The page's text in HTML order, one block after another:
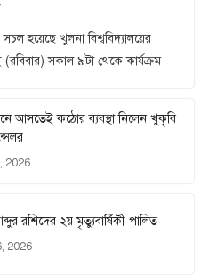
হয়েছে খুলনা বিশ্ববিদ্যালয়ের
সকাল ৯টা থেকে কার্যক্রম
আসতেই কঠোর ব্যবস্থা নিলেন খুকৃবি
2026
রশিদের ২য় মৃত্যুবার্ষিকী পালিত
2026